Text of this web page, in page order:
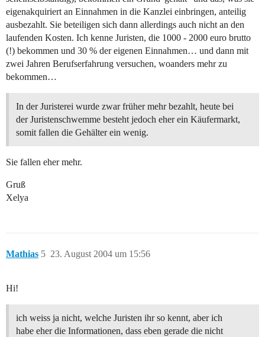
eigenakquiriert an Einnahmen in die Kanzlei einbringen, anteilig
ausbezahlt. Sie beteiligen sich dann allerdings auch nicht an den
laufenden Kosten. Ich kenne Juristen, die 1000 - 2000 euro brutto
(!) bekommen und 30 % der eigenen Einnahmen… und dann mit
zwei Jahren Berufserfahrung versuchen, woanders mehr zu
bekommen…
In der Juristerei wurde zwar früher mehr bezahlt, heute bei
der Juristenschwemme besteht jedoch eher ein Käufermarkt,
somit fallen die Gehälter ein wenig.
Sie fallen eher mehr.
Gruß
Xelya
Mathias 23. August 2004 um 15:56
5
Hi!
ich weiss ja nicht, welche Juristen ihr so kennt, aber ich
habe eher die Informationen, dass eben gerade die nicht